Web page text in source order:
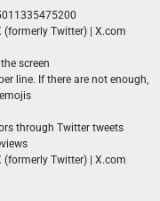
Twitter) | X.com
screen
line. If there are not enough,
through Twitter tweets
Twitter) | X.com